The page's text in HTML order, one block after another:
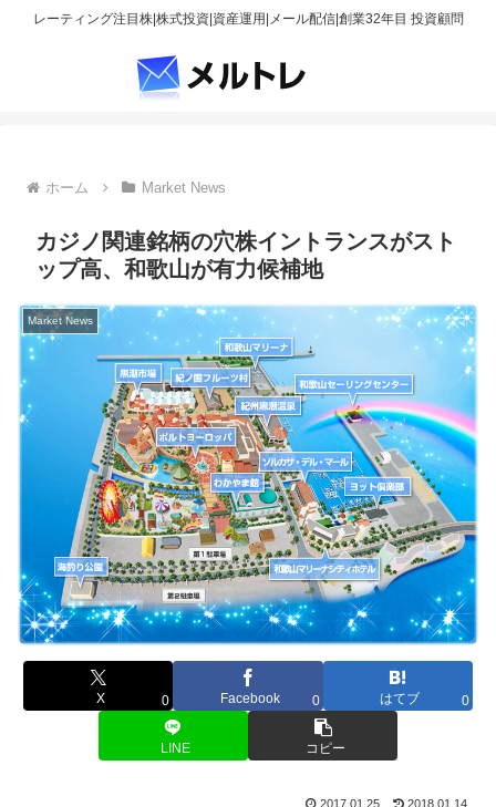
レーティング注目株|株式投資|資産運用|メール配信|創業32年目 投資顧問
ホーム Market News
カジノ関連銘柄の穴株イントランスがスト
ップ高、和歌山が有力候補地
Market News
X 0 Facebook 0 はてブ 0
LINE コピー
2017.01.25 2018.01.14